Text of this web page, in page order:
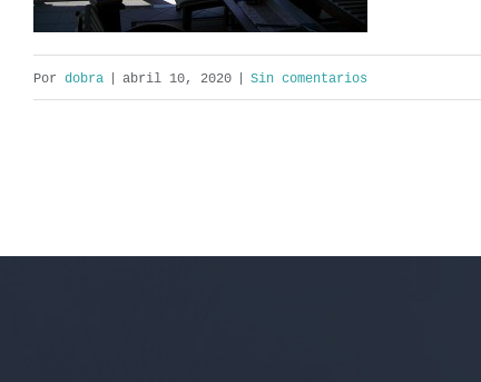
Por dobra | abril 10, 2020 | Sin comentarios